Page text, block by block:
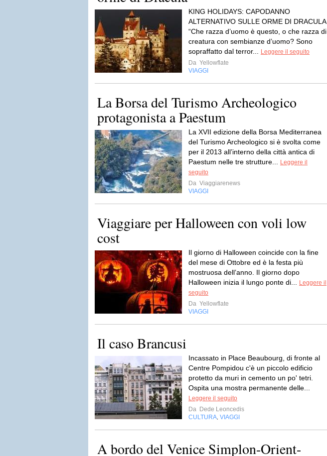
KING HOLIDAYS: CAPODANNO
ALTERNATIVO SULLE ORME DI DRACULA
“Che razza d’uomo è questo, o che razza di
creatura con sembianze d’uomo? Sono
sopraffatto dal terror...
Leggere il seguito
Da Yellowflate
VIAGGI
La Borsa del Turismo Archeologico
protagonista a Paestum
La XVII edizione della Borsa Mediterranea
del Turismo Archeologico si è svolta come
per il 2013 all’interno della città antica di
Paestum nelle tre strutture...
Leggere il
seguito
Da Viaggiarenews
VIAGGI
Viaggiare per Halloween con voli low
cost
Il giorno di Halloween coincide con la fine
del mese di Ottobre ed è la festa più
mostruosa dell’anno. Il giorno dopo
Halloween inizia il lungo ponte di...
Leggere il
seguito
Da Yellowflate
VIAGGI
Il caso Brancusi
Incassato in Place Beaubourg, di fronte al
Centre Pompidou c'è un piccolo edificio
protetto da muri in cemento un po' tetri.
Ospita una mostra permanente delle...
Leggere il seguito
Da Dede Leoncedis
CULTURA VIAGGI
A bordo del Venice Simplon-Orient-